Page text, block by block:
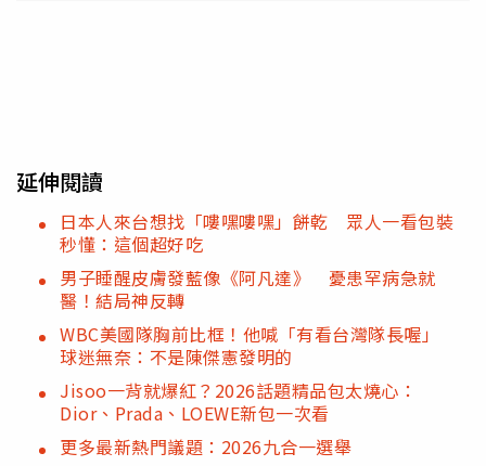
延伸閱讀
日本人來台想找「嘍嘿嘍嘿」餅乾 眾人一看包裝
秒懂：這個超好吃
男子睡醒皮膚發藍像《阿凡達》 憂患罕病急就
醫！結局神反轉
WBC美國隊胸前比框！他喊「有看台灣隊長喔」
球迷無奈：不是陳傑憲發明的
Jisoo一背就爆紅？2026話題精品包太燒心：
Dior、Prada、LOEWE新包一次看
更多最新熱門議題：2026九合一選舉